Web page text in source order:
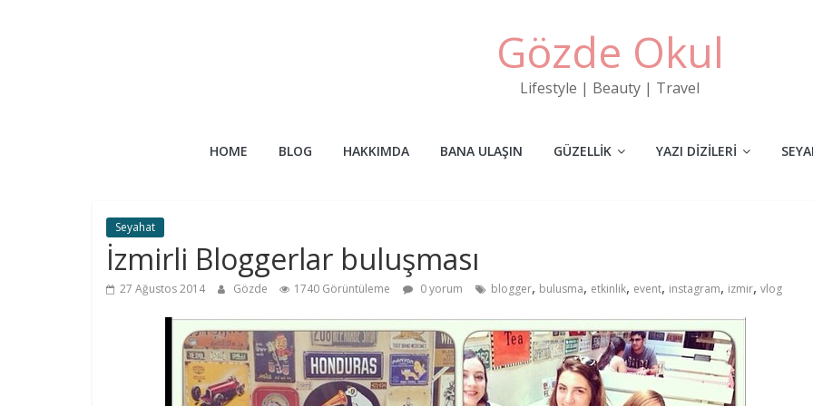
Gözde Okul
Lifestyle | Beauty | Travel
HOME BLOG HAKKIMDA BANA ULAŞIN GÜZELLIK YAZI DIZILERI
Seyahat
İzmirli Bloggerlar buluşması
27 Ağustos 2014 Gözde 1740 Görüntüleme 0 yorum blogger, bulusma, etkinlik, event, instagram, izmir, vlog